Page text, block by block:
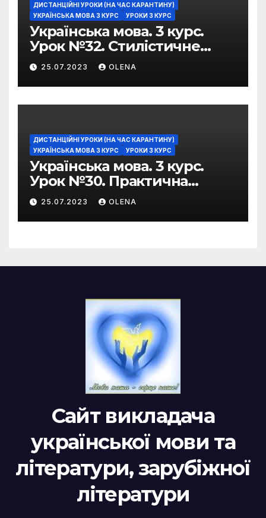
ДИСТАНЦІЙНІ УРОКИ (НА ЧАС КАРАНТИНУ)
УКРАЇНСЬКА МОВА 3 КУРС
УРОКИ 3 КУРС
Українська мова. 3 курс.
Урок №32. Стилістичне
забарвлення
фразеологізмів
25.07.2023 OLENA
ДИСТАНЦІЙНІ УРОКИ (НА ЧАС КАРАНТИНУ)
УКРАЇНСЬКА МОВА 3 КУРС
УРОКИ 3 КУРС
Українська мова. 3 курс.
Урок №30. Практична
риторика. Оцінювальні
жанри. Характеристика
25.07.2023 OLENA
Сайт викладача
української мови та
літератури, зарубіжної
літератури